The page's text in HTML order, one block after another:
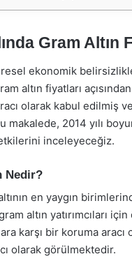
Gram
ekonomik
altın fiyatları
olarak kabul
makalede, 2014 yılı
inceleyeceğiz.
Nedir?
en yaygın
altın yatırımcıları
karşı bir koruma aracı
olarak görülmektedir.